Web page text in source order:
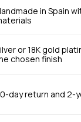
in Spain
or 18K gold
chosen finish
day return and 2-